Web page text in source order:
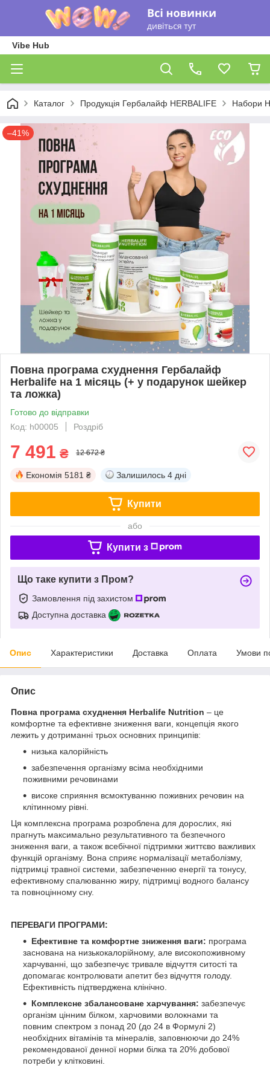
Vibe Hub
Каталог Продукція Гербалайф HERBALIFE Набори
–41%
Повна програма схуднення Гербалайф
Herbalife на 1 місяць (+ у подарунок шейкер
та ложка)
Готово до відправки
Код: h00005
Роздріб
7 491 ₴ 12 672 ₴
Економія 5181 ₴ Залишилось 4 дні
Купити
або
Купити з
Що таке купити з Пром?
Замовлення під захистом
Доступна доставка
Опис Характеристики Доставка Оплата Умови
Опис
Повна програма схуднення Herbalife Nutrition – це
комфортне та ефективне зниження ваги, концепція якого
лежить у дотриманні трьох основних принципів:
низька калорійність
забезпечення організму всіма необхідними
поживними речовинами
високе сприяння всмоктуванню поживних речовин на
клітинному рівні.
Ця комплексна програма розроблена для дорослих, які
прагнуть максимально результативного та безпечного
зниження ваги, а також всебічної підтримки життєво важливих
функцій організму. Вона сприяє нормалізації метаболізму,
підтримці травної системи, забезпеченню енергії та тонусу,
ефективному спалюванню жиру, підтримці водного балансу
та повноцінному сну.
ПЕРЕВАГИ ПРОГРАМИ:
Ефективне та комфортне зниження ваги: програма
заснована на низькокалорійному, але високопоживному
харчуванні, що забезпечує тривале відчуття ситості та
допомагає контролювати апетит без відчуття голоду.
Ефективність підтверджена клінічно.
Комплексне збалансоване харчування: забезпечує
організм цінним білком, харчовими волокнами та
повним спектром з понад 20 (до 24 в Формулі 2)
необхідних вітамінів та мінералів, заповнюючи до 24%
рекомендованої денної норми білка та 20% добової
потреби у клітковині.